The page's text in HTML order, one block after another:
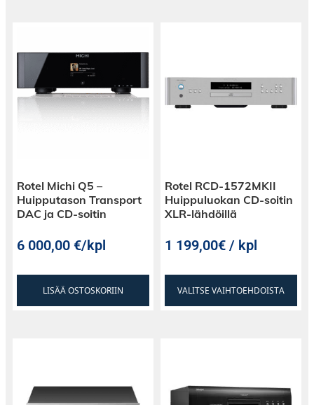
Rotel Michi Q5 –
Huipputason Transport
DAC ja CD-soitin
6 000,00€/kpl
LISÄÄ OSTOSKORIIN
Rotel RCD-1572MKII
Huippuluokan CD-soitin
XLR-lähdöillä
1 199,00€ / kpl
VALITSE VAIHTOEHDOISTA